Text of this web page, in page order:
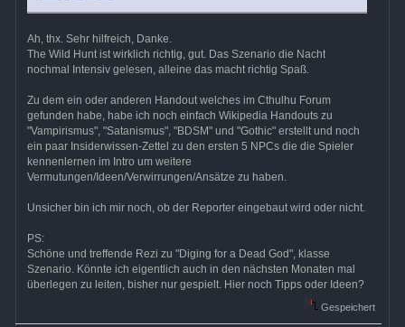
Ah, thx. Sehr hilfreich, Danke.
The Wild Hunt ist wirklich richtig, gut. Das Szenario die Nacht
nochmal Intensiv gelesen, alleine das macht richtig Spaß.
Zu dem ein oder anderen Handout welches im Cthulhu Forum
gefunden habe, habe ich noch einfach Wikipedia Handouts zu
"Vampirismus", "Satanismus", "BDSM" und "Gothic" erstellt und noch
ein paar Insiderwissen-Zettel zu den ersten 5 NPCs die die Spieler
kennenlernen im Intro um weitere
Vermutungen/Ideen/Verwirrungen/Ansätze zu haben.
Unsicher bin ich mir noch, ob der Reporter eingebaut wird oder nicht.
PS:
Schöne und treffende Rezi zu "Diging for a Dead God", klasse
Szenario. Könnte ich eigentlich auch in den nächsten Monaten mal
überlegen zu leiten, bisher nur gespielt. Hier noch Tipps oder Ideen?
Gespeichert